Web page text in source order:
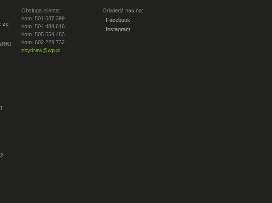
ze
Obsługa klienta:
kom. 501 687 399
kom. 504 484 616
kom. 505 554 483
kom. 602 229 732
zbydrew@wp.pl
Odwiedź nas na:
Facebook
Instagram